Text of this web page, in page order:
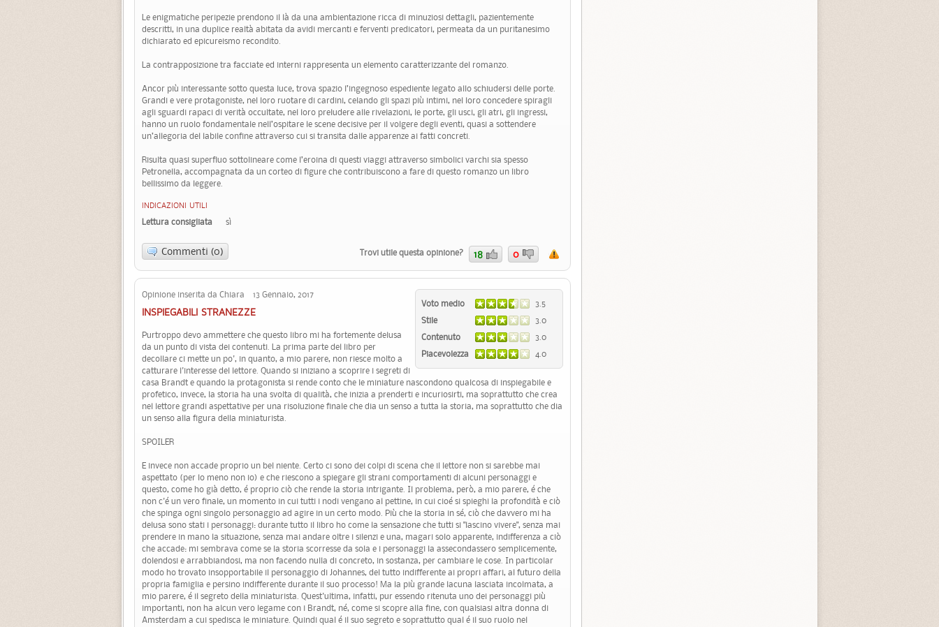
Le enigmatiche peripezie prendono il là da una ambientazione ricca di minuziosi dettagli, pazientemente
descritti, in una duplice realtà abitata da avidi mercanti e ferventi predicatori, permeata da un puritanesimo
dichiarato ed epicureismo recondito.
La contrapposizione tra facciate ed interni rappresenta un elemento caratterizzante del romanzo.
Ancor più interessante sotto questa luce, trova spazio l’ingegnoso espediente legato allo schiudersi delle porte.
Grandi e vere protagoniste, nel loro ruotare di cardini, celando gli spazi più intimi, nel loro concedere spiragli
agli sguardi rapaci di verità occultate, nel loro preludere alle rivelazioni, le porte, gli usci, gli atri, gli ingressi,
hanno un ruolo fondamentale nell’ospitare le scene decisive per il volgere degli eventi, quasi a sottendere
un’allegoria del labile confine attraverso cui si transita dalle apparenze ai fatti concreti.
Risulta quasi superfluo sottolineare come l’eroina di questi viaggi attraverso simbolici varchi sia spesso
Petronella, accompagnata da un corteo di figure che contribuiscono a fare di questo romanzo un libro
bellissimo da leggere.
INDICAZIONI UTILI
Lettura consigliata sì
Commenti (0) Trovi utile questa opinione? 18 0
Voto medio
3.5
Stile
3.0
Contenuto
3.0
Piacevolezza
4.0
Opinione inserita da Chiara 13 Gennaio, 2017
INSPIEGABILI STRANEZZE
Purtroppo devo ammettere che questo libro mi ha fortemente delusa
da un punto di vista dei contenuti. La prima parte del libro per
decollare ci mette un po', in quanto, a mio parere, non riesce molto a
catturare l'interesse del lettore. Quando si iniziano a scoprire i segreti di
casa Brandt e quando la protagonista si rende conto che le miniature nascondono qualcosa di inspiegabile e
profetico, invece, la storia ha una svolta di qualità, che inizia a prenderti e incuriosirti, ma soprattutto che crea
nel lettore grandi aspettative per una risoluzione finale che dia un senso a tutta la storia, ma soprattutto che dia
un senso alla figura della miniaturista.
SPOILER
E invece non accade proprio un bel niente. Certo ci sono dei colpi di scena che il lettore non si sarebbe mai
aspettato (per lo meno non io) e che riescono a spiegare gli strani comportamenti di alcuni personaggi e
questo, come ho già detto, é proprio ciò che rende la storia intrigante. Il problema, però, a mio parere, é che
non c'é un vero finale, un momento in cui tutti i nodi vengano al pettine, in cui cioé si spieghi la profondità e ciò
che spinga ogni singolo personaggio ad agire in un certo modo. Più che la storia in sé, ciò che davvero mi ha
delusa sono stati i personaggi: durante tutto il libro ho come la sensazione che tutti si "lascino vivere", senza mai
prendere in mano la situazione, senza mai andare oltre i silenzi e una, magari solo apparente, indifferenza a ciò
che accade: mi sembrava come se la storia scorresse da sola e i personaggi la assecondassero semplicemente,
dolendosi e arrabbiandosi, ma non facendo nulla di concreto, in sostanza, per cambiare le cose. In particolar
modo ho trovato insopportabile il personaggio di Johannes, del tutto indifferente ai propri affari, al futuro della
propria famiglia e persino indifferente durante il suo processo! Ma la più grande lacuna lasciata incolmata, a
mio parere, é il segreto della miniaturista. Quest'ultima, infatti, pur essendo ritenuta uno dei personaggi più
importanti, non ha alcun vero legame con i Brandt, né, come si scopre alla fine, con qualsiasi altra donna di
Amsterdam a cui spedisca le miniature. Quindi qual é il suo segreto e soprattutto qual é il suo ruolo nel